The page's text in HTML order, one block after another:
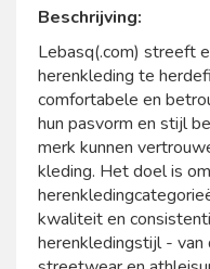
Beschrijving:
Lebasq(.com) streeft
herenkleding te
comfortabele en
hun pasvorm en stijl
merk kunnen
kleding. Het doel is
kwaliteit en
herenkledingstijl - van